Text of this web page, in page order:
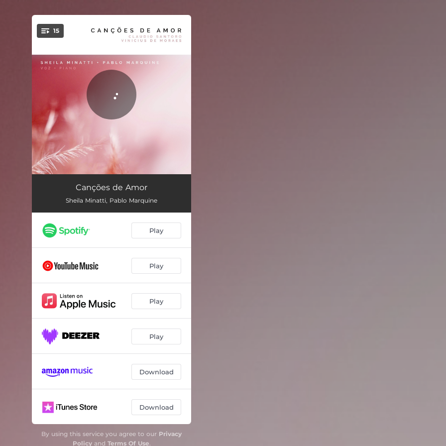
You're all set!
15
Meu Amor Me Disse Adeus
Ouve o Silêncio
Acalanto da Rosa 02:17
Balada da Flor da Terra
Amor que Partiu 02:46
Jardim Noturno
Alma Perdida 01:37
02:19
A Mais Dolorosa das Histórias 02:33
Luar de Meu Bem 01:54
Amor em Lágrimas 03:26
Cantiga do Ausente
Canções de Amor
Sheila Minatti, Pablo Marquine
Play
Play
Play
Play
Download
Download
By using this service you agree to our Privacy
Policyand Terms Of Use.